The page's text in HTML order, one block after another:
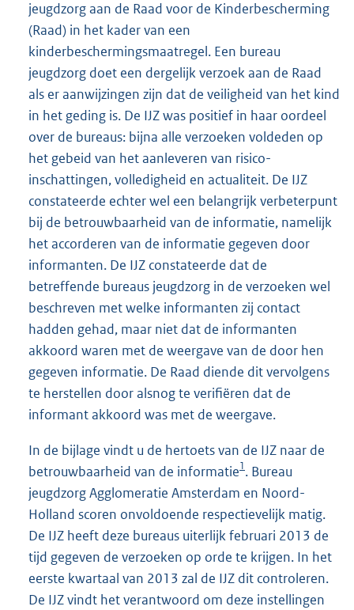
jeugdzorg aan de Raad voor de Kinderbescherming
(Raad) in het kader van een
kinderbeschermingsmaatregel. Een bureau
jeugdzorg doet een dergelijk verzoek aan de Raad
als er aanwijzingen zijn dat de veiligheid van het kind
in het geding is. De IJZ was positief in haar oordeel
over de bureaus: bijna alle verzoeken voldeden op
het gebeid van het aanleveren van risico-
inschattingen, volledigheid en actualiteit. De IJZ
constateerde echter wel een belangrijk verbeterpunt
bij de betrouwbaarheid van de informatie, namelijk
het accorderen van de informatie gegeven door
informanten. De IJZ constateerde dat de
betreffende bureaus jeugdzorg in de verzoeken wel
beschreven met welke informanten zij contact
hadden gehad, maar niet dat de informanten
akkoord waren met de weergave van de door hen
gegeven informatie. De Raad diende dit vervolgens
te herstellen door alsnog te verifiëren dat de
informant akkoord was met de weergave.
In de bijlage vindt u de hertoets van de IJZ naar de
betrouwbaarheid van de informatie1. Bureau
jeugdzorg Agglomeratie Amsterdam en Noord-
Holland scoren onvoldoende respectievelijk matig.
De IJZ heeft deze bureaus uiterlijk februari 2013 de
tijd gegeven de verzoeken op orde te krijgen. In het
eerste kwartaal van 2013 zal de IJZ dit controleren.
De IJZ vindt het verantwoord om deze instellingen